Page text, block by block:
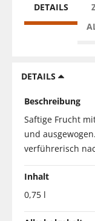
DETAILS
DETAILS
Beschreibung
Saftige Frucht
und
verführerisch
Inhalt
0,75 l